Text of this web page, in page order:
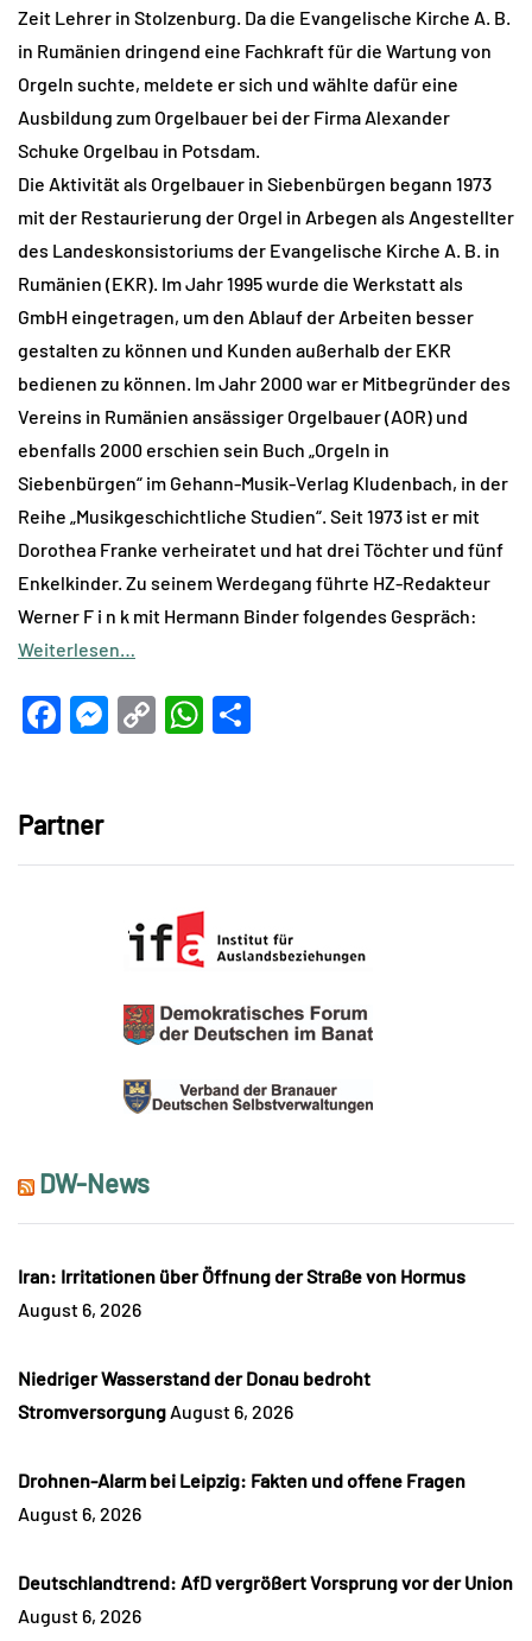
Zeit Lehrer in Stolzenburg. Da die Evangelische Kirche A. B.
in Rumänien dringend eine Fachkraft für die Wartung von
Orgeln suchte, meldete er sich und wählte dafür eine
Ausbildung zum Orgelbauer bei der Firma Alexander
Schuke Orgelbau in Potsdam.
Die Aktivität als Orgelbauer in Siebenbürgen begann 1973
mit der Restaurierung der Orgel in Arbegen als Angestellter
des Landeskonsistoriums der Evangelische Kirche A. B. in
Rumänien (EKR). Im Jahr 1995 wurde die Werkstatt als
GmbH eingetragen, um den Ablauf der Arbeiten besser
gestalten zu können und Kunden außerhalb der EKR
bedienen zu können. Im Jahr 2000 war er Mitbegründer des
Vereins in Rumänien ansässiger Orgelbauer (AOR) und
ebenfalls 2000 erschien sein Buch „Orgeln in
Siebenbürgen“ im Gehann-Musik-Verlag Kludenbach, in der
Reihe „Musikgeschichtliche Studien“. Seit 1973 ist er mit
Dorothea Franke verheiratet und hat drei Töchter und fünf
Enkelkinder. Zu seinem Werdegang führte HZ-Redakteur
Werner F i n k mit Hermann Binder folgendes Gespräch:
Weiterlesen…
Facebook
Messenger
CopyWhatsApp
Partner
DW-News
Iran: Irritationen über Öffnung der Straße von Hormus
August 6, 2026
Niedriger Wasserstand der Donau bedroht
Stromversorgung August 6, 2026
Drohnen-Alarm bei Leipzig: Fakten und offene Fragen
August 6, 2026
Deutschlandtrend: AfD vergrößert Vorsprung vor der Union
August 6, 2026